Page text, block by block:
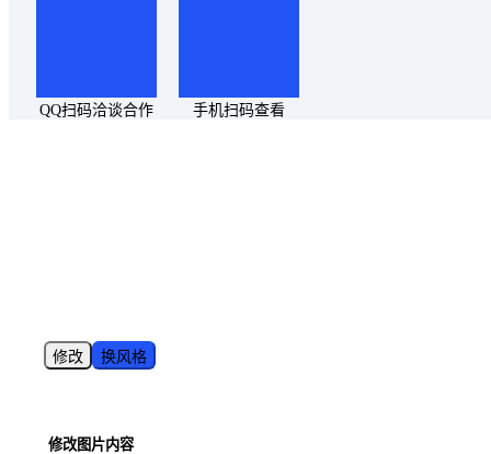
QQ扫码洽谈合作 手机扫码查看
修改 换风格
修改图片内容